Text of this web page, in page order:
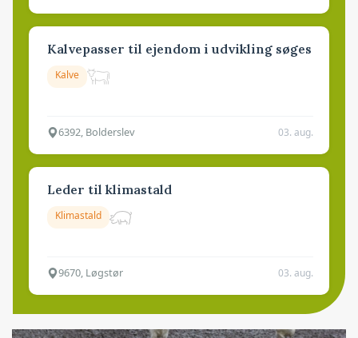
Kalvepasser til ejendom i udvikling søges
Kalve
6392, Bolderslev 03. aug.
Leder til klimastald
Klimastald
9670, Løgstør 03. aug.